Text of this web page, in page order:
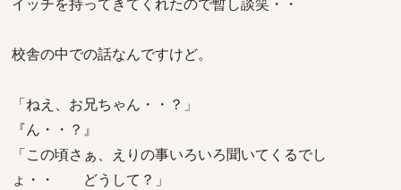
校舎の中での話なんですけど。
「ねえ、お兄ちゃん・・？」
『ん・・？』
「この頃さぁ、えりの事いろいろ聞いてくるでし
ょ・・ どうして？」